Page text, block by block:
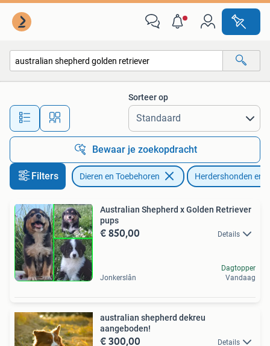
Alle afstanden…
Sorteer op
Bewaar je zoekopdracht
Filters Dieren en Toebehoren Herdershonden en
Australian Shepherd x Golden Retriever
pups
€ 850,00 Details
Jonkerslân
Dagtopper
Vandaag
australian shepherd dekreu
aangeboden!
€ 300,00 Details